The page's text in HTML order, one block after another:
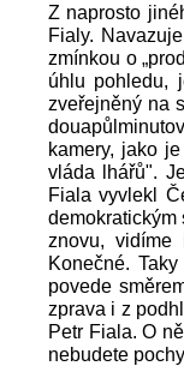
Z naprosto
Fialy.
zmínkou o
úhlu pohledu,
zveřejněný na
kamery, jako
vláda lhářů".
Fiala vyvlekl
demokratickým
znovu, vidíme
Konečné.
povede
zprava i z
Petr Fiala. O
nebudete